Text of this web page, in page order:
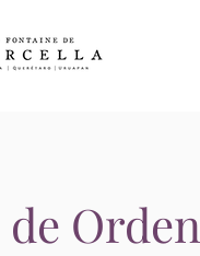
Orden